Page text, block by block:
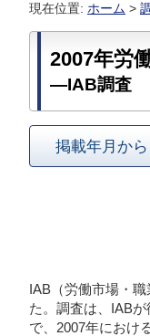
現在位置: ホーム >
2007年労
―IAB調査
掲載年月か
IAB（労働市場・
た。調査は、IAB
で、2007年におけ